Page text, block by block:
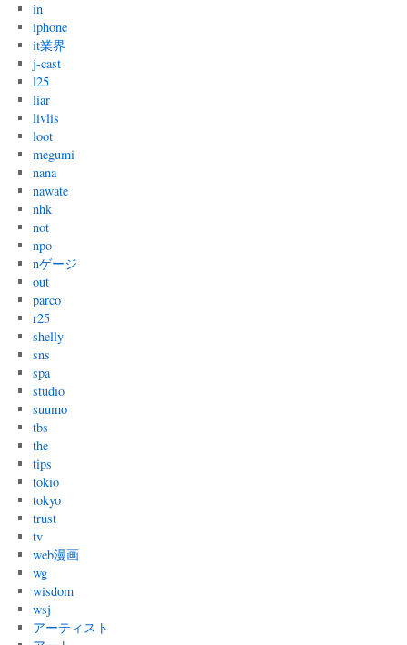
in
iphone
it業界
j-cast
l25
liar
livlis
loot
megumi
nana
nawate
nhk
not
npo
nゲージ
out
parco
r25
shelly
sns
spa
studio
suumo
tbs
the
tips
tokio
tokyo
trust
tv
web漫画
wg
wisdom
wsj
アーティスト